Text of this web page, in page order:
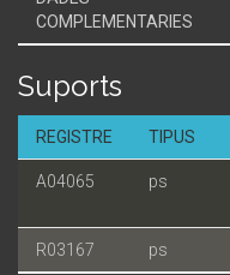
COMPLEMENTARIES
Suports
REGISTRE TIPUS
A04065 ps
R03167 ps